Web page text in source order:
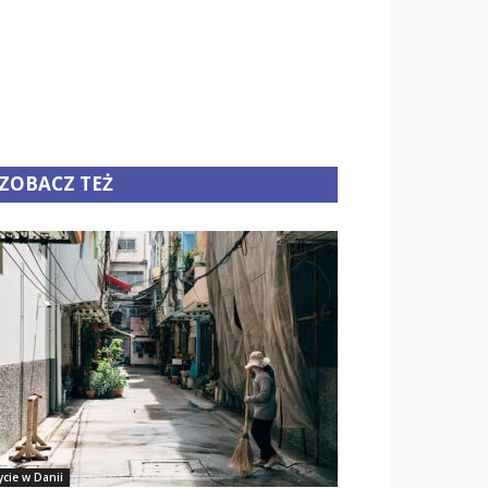
TEŻ
w Danii